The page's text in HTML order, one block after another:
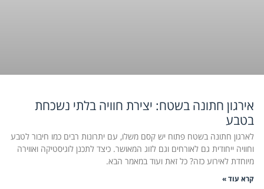
אירגון חתונה בשטח: יצירת חוויה בלתי נשכחת
בטבע
לארגון חתונה בשטח פתוח יש קסם משלו, עם יתרונות רבים כמו חיבור לטבע
וחוויה ייחודית גם לאורחים וגם לזוג המאושר. כיצד לתכנן לוגיסטיקה ואווירה
מיוחדת לאירוע כזה? כל זאת ועוד במאמר הבא.
קרא עוד »